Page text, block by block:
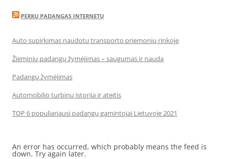
PERKU PADANGAS INTERNETU
Auto supirkimas naudotų transporto priemonių rinkoje
Žieminių padangų žymėjimas – saugumas ir nauda
Padangų žymėjimas
Automobilio turbinų istorija ir ateitis
TOP 6 populiariausi padangų gamintojai Lietuvoje 2021
An error has occurred, which probably means the feed is
down. Try again later.